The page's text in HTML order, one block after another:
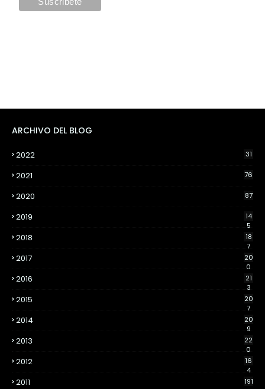
ARCHIVO DEL BLOG
2022 31
2021 76
2020 87
2019
14
5
2018
18
7
2017
20
0
2016
21
3
2015
20
7
2014
20
9
2013
22
0
2012
16
4
2011 191